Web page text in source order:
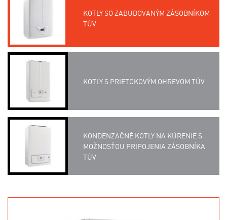
KOTLY SO ZABUDOVANÝM ZÁSOBNÍKOM
TÚV
KOTLY S PRIETOKOVÝM OHREVOM TÚV
KONDENZAČNÉ KOTLY NA KÚRENIE S
MOŽNOSŤOU PRIPOJENIA ZÁSOBNÍKA
TÚV